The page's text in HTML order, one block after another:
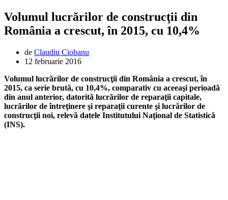
Volumul lucrărilor de construcţii din
România a crescut, în 2015, cu 10,4%
de Claudiu Ciobanu
12 februarie 2016
Volumul lucrărilor de construcţii din România a crescut, în
2015, ca serie brută, cu 10,4%, comparativ cu aceeaşi perioadă
din anul anterior, datorită lucrărilor de reparaţii capitale,
lucrărilor de întreţinere şi reparaţii curente şi lucrărilor de
construcţii noi, relevă datele Institutului Naţional de Statistică
(INS).